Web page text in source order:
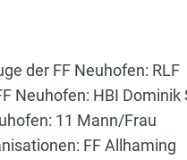
der FF Neuhofen: RLF
Neuhofen: HBI Dominik
11 Mann/Frau
FF Allhaming